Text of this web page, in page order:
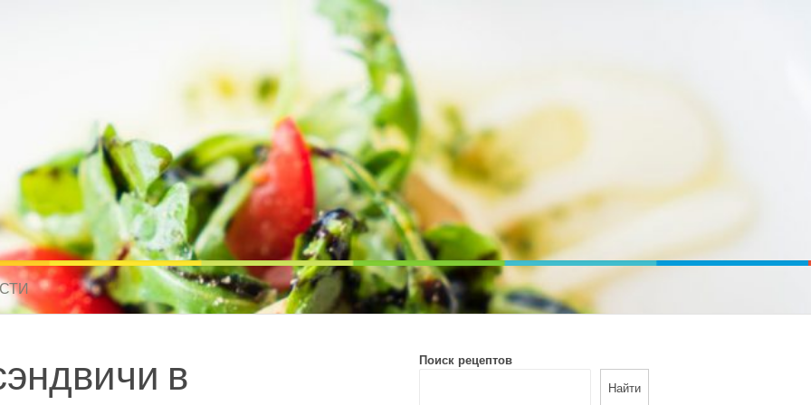
рецепты для всех
РЕЦЕПТЫ ДЛЯ МУЛЬТИВАРКИ. РЕЦЕПТЫ ДЛЯ МИКРОВОЛНОВОЙ ПЕЧИ. ДИЕТИЧЕСКОЕ ПИТАНИЕ
в
Поиск рецептов
Найти